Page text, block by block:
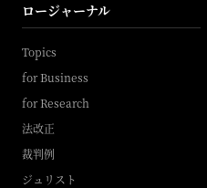
ロージャーナル
Topics
for Business
for Research
法改正
裁判例
ジュリスト